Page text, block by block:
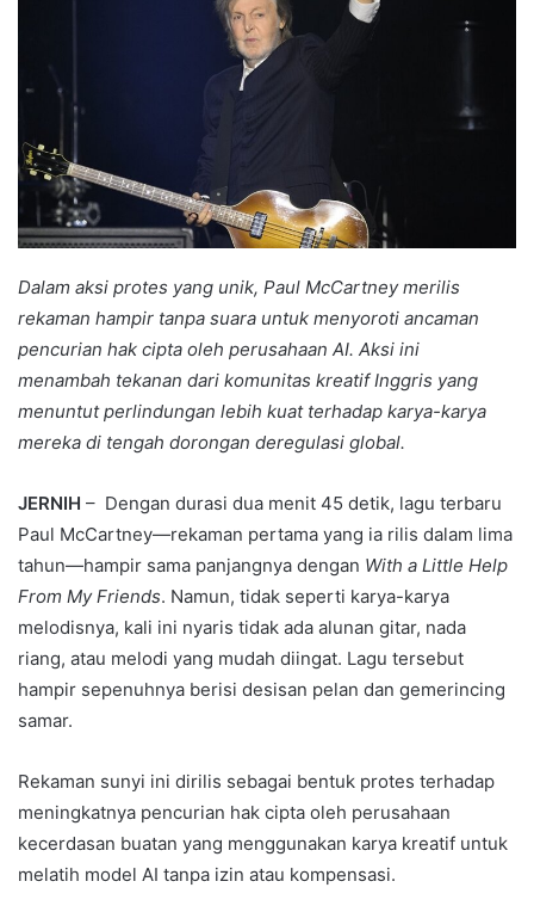
Dalam aksi protes yang unik, Paul McCartney merilis
rekaman hampir tanpa suara untuk menyoroti ancaman
pencurian hak cipta oleh perusahaan AI. Aksi ini
menambah tekanan dari komunitas kreatif Inggris yang
menuntut perlindungan lebih kuat terhadap karya-karya
mereka di tengah dorongan deregulasi global.
JERNIH – Dengan durasi dua menit 45 detik, lagu terbaru
Paul McCartney—rekaman pertama yang ia rilis dalam lima
tahun—hampir sama panjangnya dengan With a Little Help
From My Friends. Namun, tidak seperti karya-karya
melodisnya, kali ini nyaris tidak ada alunan gitar, nada
riang, atau melodi yang mudah diingat. Lagu tersebut
hampir sepenuhnya berisi desisan pelan dan gemerincing
samar.
Rekaman sunyi ini dirilis sebagai bentuk protes terhadap
meningkatnya pencurian hak cipta oleh perusahaan
kecerdasan buatan yang menggunakan karya kreatif untuk
melatih model AI tanpa izin atau kompensasi.